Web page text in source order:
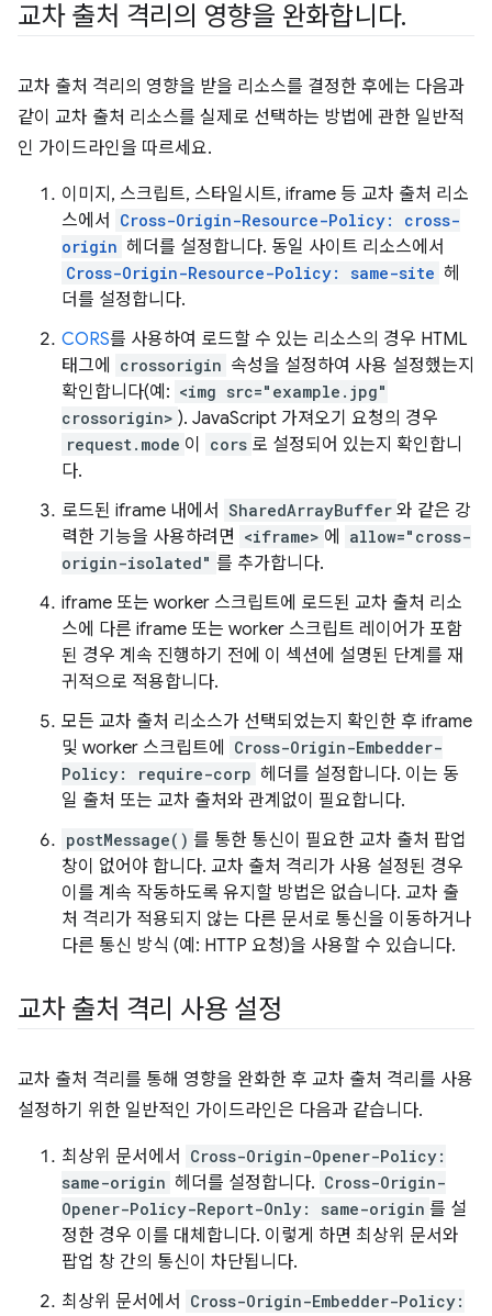
교차 출처 격리의 영향을 완화합니다.
교차 출처 격리의 영향을 받을 리소스를 결정한 후에는 다음과
같이 교차 출처 리소스를 실제로 선택하는 방법에 관한 일반적
인 가이드라인을 따르세요.
이미지, 스크립트, 스타일시트, iframe 등 교차 출처 리소
스에서
Cross-Origin-Resource-Policy: cross-
origin 헤더를 설정합니다. 동일 사이트 리소스에서
Cross-Origin-Resource-Policy: same-site 헤
더를 설정합니다.
CORS를 사용하여 로드할 수 있는 리소스의 경우 HTML
태그에
crossorigin 속성을 설정하여 사용 설정했는지
확인합니다(예: <img src="example.jpg"
crossorigin> ). JavaScript 가져오기 요청의 경우
request.mode 이 cors 로 설정되어 있는지 확인합니
다.
로드된 iframe 내에서 SharedArrayBuffer 와 같은 강
력한 기능을 사용하려면 <iframe> 에
allow="cross-
origin-isolated" 를 추가합니다.
iframe 또는 worker 스크립트에 로드된 교차 출처 리소
스에 다른 iframe 또는 worker 스크립트 레이어가 포함
된 경우 계속 진행하기 전에 이 섹션에 설명된 단계를 재
귀적으로 적용합니다.
모든 교차 출처 리소스가 선택되었는지 확인한 후 iframe
및 worker 스크립트에
Cross-Origin-Embedder-
Policy: require-corp 헤더를 설정합니다. 이는 동
일 출처 또는 교차 출처와 관계없이 필요합니다.
postMessage() 를 통한 통신이 필요한 교차 출처 팝업
창이 없어야 합니다. 교차 출처 격리가 사용 설정된 경우
이를 계속 작동하도록 유지할 방법은 없습니다. 교차 출
처 격리가 적용되지 않는 다른 문서로 통신을 이동하거나
다른 통신 방식 (예: HTTP 요청)을 사용할 수 있습니다.
교차 출처 격리 사용 설정
교차 출처 격리를 통해 영향을 완화한 후 교차 출처 격리를 사용
설정하기 위한 일반적인 가이드라인은 다음과 같습니다.
최상위 문서에서
Cross-Origin-Opener-Policy:
same-origin 헤더를 설정합니다. Cross-Origin-
Opener-Policy-Report-Only: same-origin 를 설
정한 경우 이를 대체합니다. 이렇게 하면 최상위 문서와
팝업 창 간의 통신이 차단됩니다.
최상위 문서에서
Cross-Origin-Embedder-Policy: